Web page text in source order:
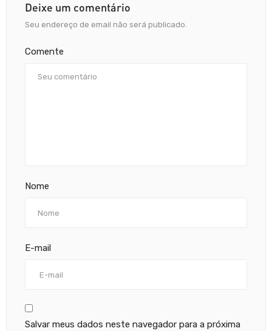
Deixe um comentário
Seu endereço de email não será publicado.
Comente
Nome
E-mail
Salvar meus dados neste navegador para a próxima